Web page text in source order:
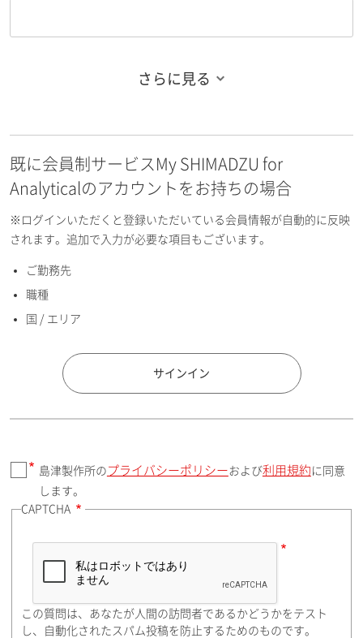
お名前フリガナ（名）
E-mailアドレス（半角英数）
国 / エリア
郵便番号（勤務先）
住所検索
都道府県（勤務先）
さらに見る
既に会員制サービスMy SHIMADZU for
Analyticalのアカウントをお持ちの場合
※ログインいただくと登録いただいている会員情報が自動的に反映
されます。追加で入力が必要な項目もございます。
ご勤務先
職種
国 / エリア
サインイン
島津製作所の プライバシーポリシーおよび利用規約 に同意
します。
CAPTCHA
この質問は、あなたが人間の訪問者であるかどうかをテスト
し、自動化されたスパム投稿を防止するためのものです。